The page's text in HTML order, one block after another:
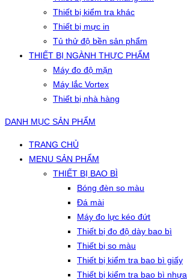
Thiết bị kiểm tra khác
Thiết bị mực in
Tủ thử độ bền sản phẩm
THIẾT BỊ NGÀNH THỰC PHẨM
Máy đo độ mặn
Máy lắc Vortex
Thiết bị nhà hàng
DANH MỤC SẢN PHẨM
TRANG CHỦ
MENU SẢN PHẨM
THIẾT BỊ BAO BÌ
Bóng đèn so màu
Đá mài
Máy đo lực kéo đứt
Thiết bị đo độ dày bao bì
Thiết bị so màu
Thiết bị kiểm tra bao bì giấy
Thiết bị kiểm tra bao bì nhựa